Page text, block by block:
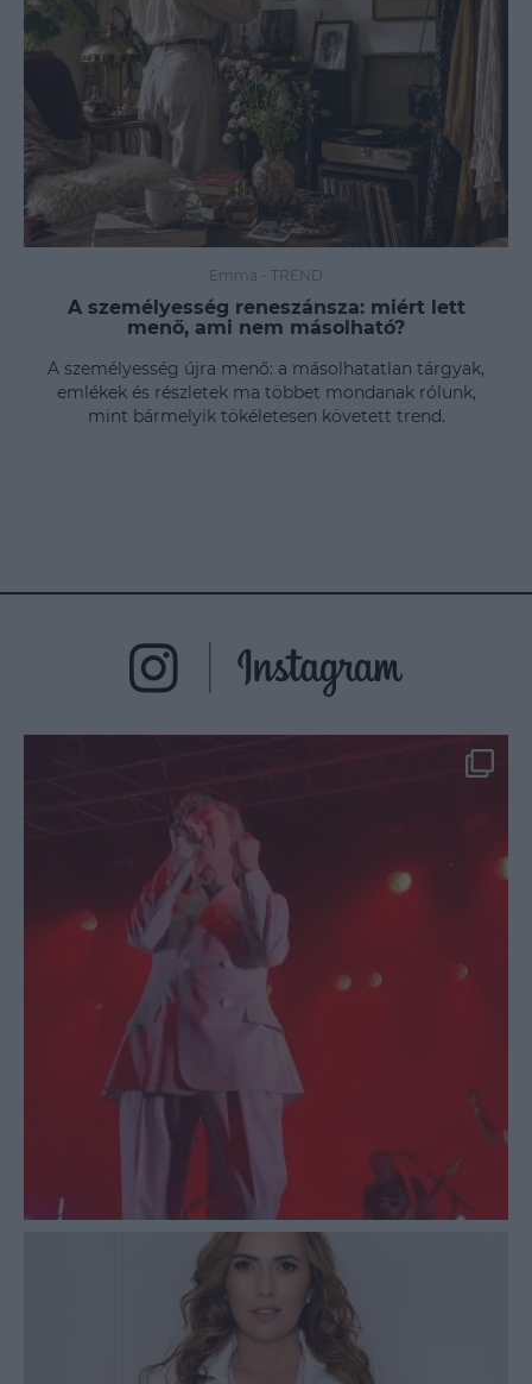
Emma - TREND
A személyesség reneszánsza: miért lett
menő, ami nem másolható?
A személyesség újra menő: a másolhatatlan tárgyak,
emlékek és részletek ma többet mondanak rólunk,
mint bármelyik tökéletesen követett trend.